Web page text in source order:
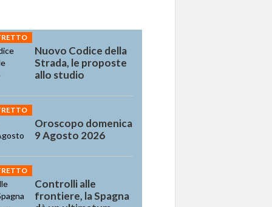
Nuovo Codice della
Strada, le proposte
allo studio
Oroscopo domenica
9 Agosto 2026
Controlli alle
frontiere, la Spagna